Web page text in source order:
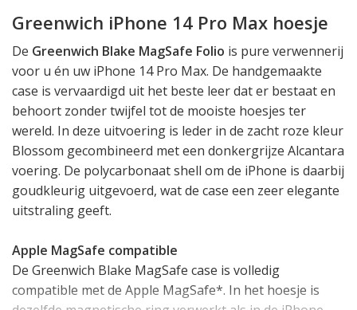
Greenwich iPhone 14 Pro Max hoesje
De Greenwich Blake MagSafe Folio is pure verwennerij
voor u én uw iPhone 14 Pro Max. De handgemaakte
case is vervaardigd uit het beste leer dat er bestaat en
behoort zonder twijfel tot de mooiste hoesjes ter
wereld. In deze uitvoering is leder in de zacht roze kleur
Blossom gecombineerd met een donkergrijze Alcantara
voering. De polycarbonaat shell om de iPhone is daarbij
goudkleurig uitgevoerd, wat de case een zeer elegante
uitstraling geeft.
Apple MagSafe compatible
De Greenwich Blake MagSafe case is volledig
compatible met de Apple MagSafe*. In het hoesje is